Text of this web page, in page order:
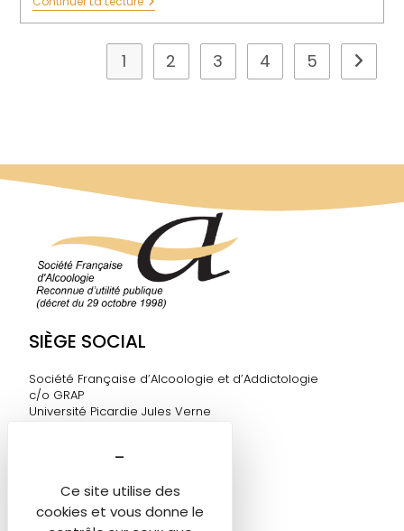
Ce site utilise des
cookies et vous donne le
1 2 3 4 5
SIÈGE SOCIAL
Société Française d’Alcoologie et d’Addictologie
c/o GRAP
Université Picardie Jules Verne
sfa@sfalcoologie.fr
DIRECTION DE LA SF2A